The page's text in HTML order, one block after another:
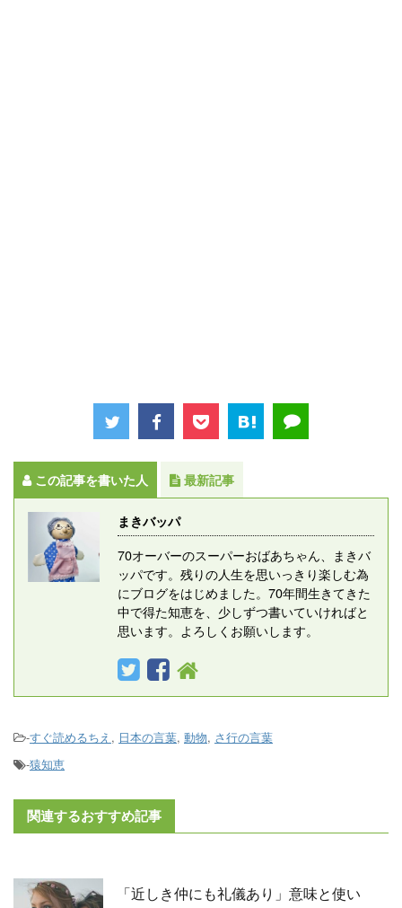
この記事を書いた人 最新記事
まきバッパ
70オーバーのスーパーおばあちゃん、まきバ
ッパです。残りの人生を思いっきり楽しむ為
にブログをはじめました。70年間生きてきた
中で得た知恵を、少しずつ書いていければと
思います。よろしくお願いします。
-すぐ読めるちえ , 日本の言葉, 動物, さ行の言葉
-猿知恵
関連するおすすめ記事
「近しき仲にも礼儀あり」意味と使い